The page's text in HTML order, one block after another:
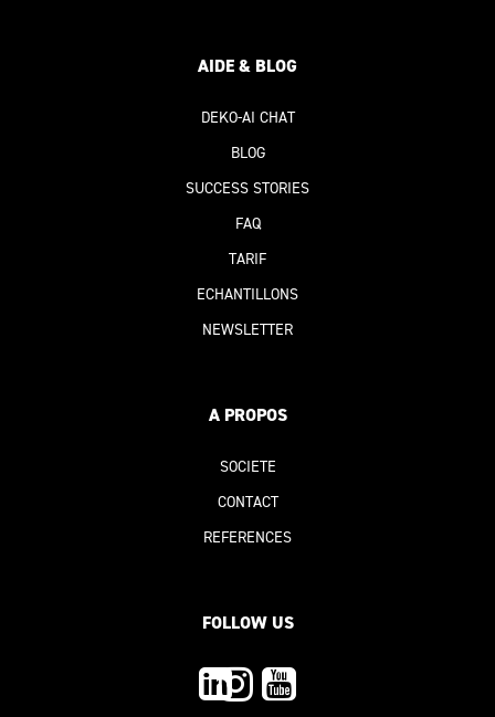
AIDE & BLOG
DEKO-AI CHAT
BLOG
SUCCESS STORIES
FAQ
TARIF
ECHANTILLONS
NEWSLETTER
A PROPOS
SOCIETE
CONTACT
REFERENCES
FOLLOW US